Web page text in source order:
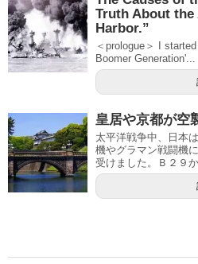
Truth About the
Harbor.”
＜prologue＞ I
Boomer Generation'...
皇居や京都が空
太平洋戦争中、日本
機やグラマン戦闘機
受けました。Ｂ２９